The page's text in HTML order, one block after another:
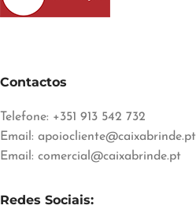
Contactos
Telefone: +351 913 542 732
Email: apoiocliente@caixabrinde.pt
Email: comercial@caixabrinde.pt
Redes Sociais: